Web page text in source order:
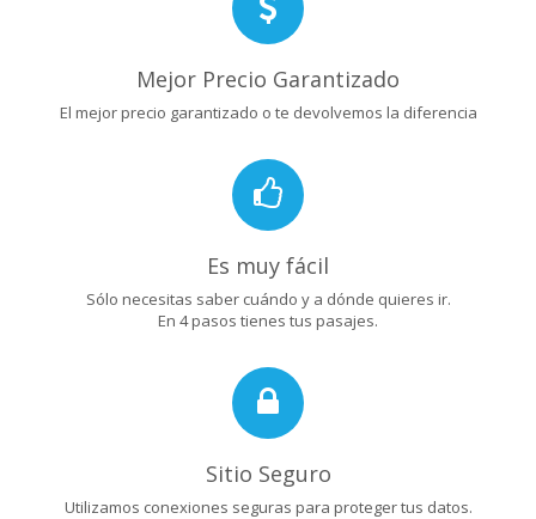
Mejor Precio Garantizado
El mejor precio garantizado o te devolvemos la diferencia
Es muy fácil
Sólo necesitas saber cuándo y a dónde quieres ir.
En 4 pasos tienes tus pasajes.
Sitio Seguro
Utilizamos conexiones seguras para proteger tus datos.